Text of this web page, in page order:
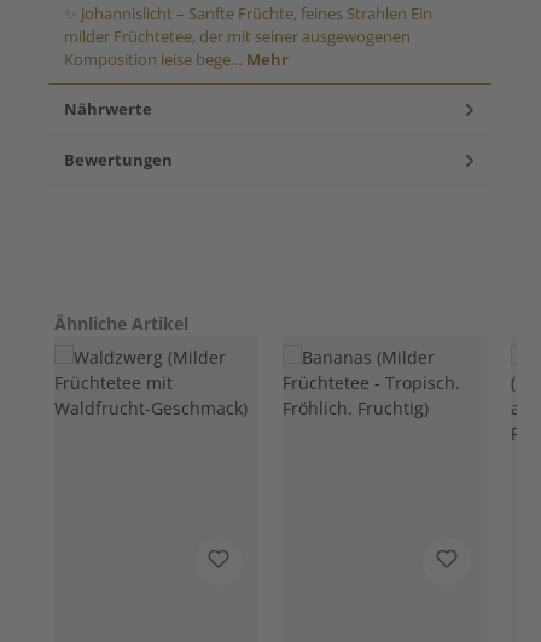
✨ Johannislicht – Sanfte Früchte, feines Strahlen Ein
milder Früchtetee, der mit seiner ausgewogenen
Komposition leise bege… Mehr
Nährwerte
Bewertungen
Produktgalerie überspringen
Ähnliche Artikel